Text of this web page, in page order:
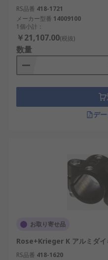
RS品番 418-1721
メーカー型番 14009100
1個小計：
￥21,107.00(税抜)
数量
デ
お取り寄せ品
Rose+Krieger K アルミダ
RS品番 418-1620